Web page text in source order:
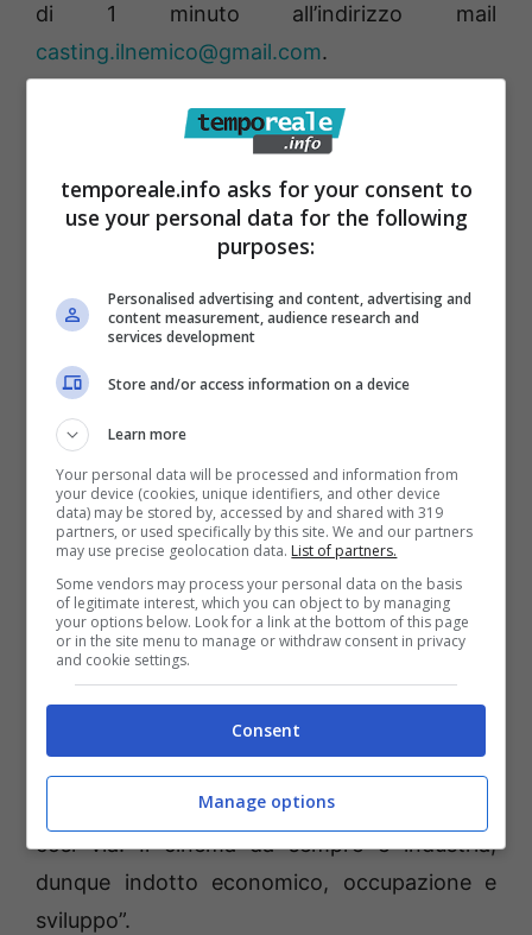
di 1 minuto all’indirizzo mail
casting.ilnemico@gmail.com.
“I casting rappresentano uno strumento
importante di promozione del territorio e
delle sue eccellenze e rientrano negli accordi
che la Latina Film Commission prende con le
Seppur in piccolissima parte sono un volano
per l’occupazione nel mondo dello spettacolo
e garantiscono a chi fa questo di mestiere
una possibilità in più di guadagno –
commenta il direttore Rino Piccolo –
settembre il lavoro delle produzioni cine-
televisive riprende a gonfie vele e con esse
anche il nostro. Nei prossimi mesi ci saranno
molti progetti interessanti che verranno
realizzati qui provincia e diverse opportunità
per maestranze, attori e comparse,oltreché
per le aziende del territorio nei diversi settori:
sistemazione in hotel all’affitto di location e
così via. Il cinema da sempre è industria,
dunque indotto economico, occupazione e
sviluppo”.
temporeale.info asks for your consent to
use your personal data for the following
purposes:
Personalised advertising and content, advertising and
content measurement, audience research and
services development
Store and/or access information on a device
Learn more
Your personal data will be processed and information from
your device (cookies, unique identifiers, and other device
data) may be stored by, accessed by and shared with 319
partners, or used specifically by this site. We and our partners
may use precise geolocation data. List of partners.
Some vendors may process your personal data on the basis
of legitimate interest, which you can object to by managing
your options below. Look for a link at the bottom of this page
or in the site menu to manage or withdraw consent in privacy
and cookie settings.
Consent
Manage options